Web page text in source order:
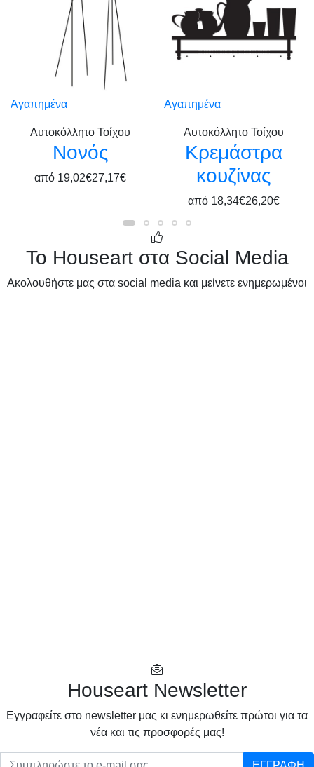
Αγαπημένα
Αυτοκόλλητο Τοίχου
Νονός
από 19,02€27,17€
Αγαπημένα
Αυτοκόλλητο Τοίχου
Κρεμάστρα
κουζίνας
από 18,34€26,20€
Το Houseart στα Social Media
Ακολουθήστε μας στα social media και μείνετε ενημερωμένοι
Houseart Newsletter
Eγγραφείτε στο newsletter μας κι ενημερωθείτε πρώτοι για τα
νέα και τις προσφορές μας!